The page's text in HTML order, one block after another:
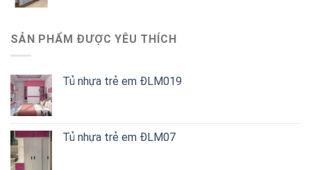
SẢN PHẨM ĐƯỢC YÊU THÍCH
Tủ nhựa trẻ em ĐLM019
Tủ nhựa trẻ em ĐLM07